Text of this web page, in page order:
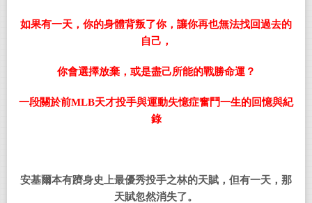
如果有一天，你的身體背叛了你，讓你再也無法找回過去的
自己，
你會選擇放棄，或是盡己所能的戰勝命運？
一段關於前MLB天才投手與運動失憶症奮鬥一生的回憶與紀
錄
安基爾本有躋身史上最優秀投手之林的天賦，但有一天，那
天賦忽然消失了。